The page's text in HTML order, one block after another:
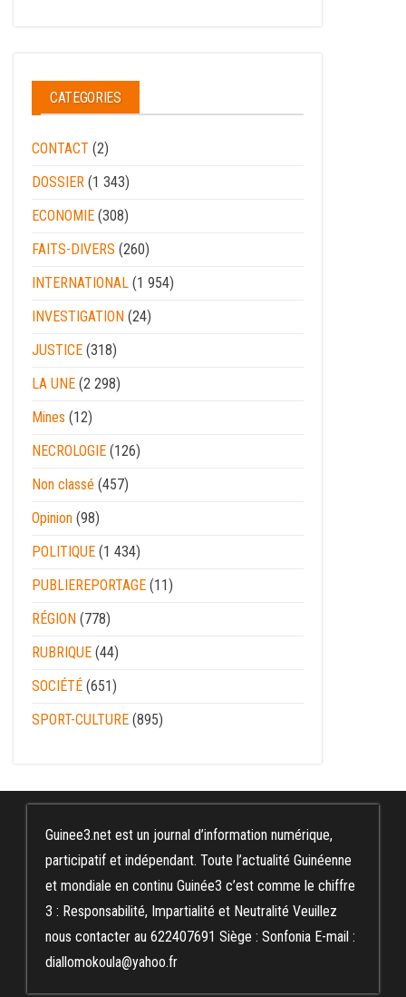
CATEGORIES
CONTACT (2)
DOSSIER (1 343)
ECONOMIE (308)
FAITS-DIVERS (260)
INTERNATIONAL (1 954)
INVESTIGATION (24)
JUSTICE (318)
LA UNE (2 298)
Mines (12)
NECROLOGIE (126)
Non classé (457)
Opinion (98)
POLITIQUE (1 434)
PUBLIEREPORTAGE (11)
RÉGION (778)
RUBRIQUE (44)
SOCIÉTÉ (651)
SPORT-CULTURE (895)
Guinee3.net est un journal d’information numérique,
participatif et indépendant. Toute l’actualité Guinéenne
et mondiale en continu Guinée3 c’est comme le chiffre
3 : Responsabilité, Impartialité et Neutralité Veuillez
nous contacter au 622407691 Siège : Sonfonia E-mail :
diallomokoula@yahoo.fr